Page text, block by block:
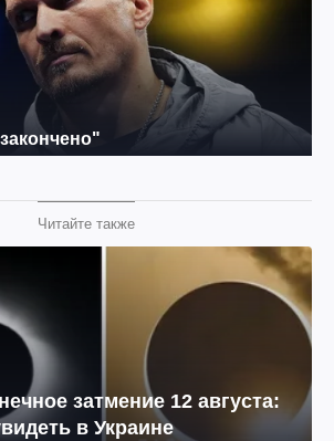
Читайте также
затмение 12 августа:
в Украине